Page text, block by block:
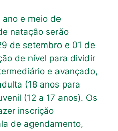
e meio de
natação serão
de setembro e 01 de
de nível para dividir
e avançado,
(18 anos para
(12 a 17 anos). Os
inscrição
de agendamento,